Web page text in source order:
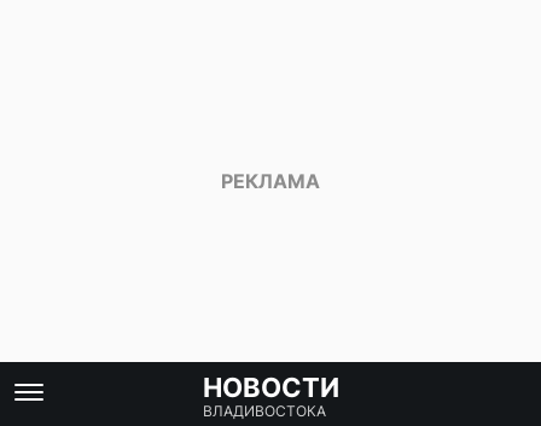
НОВОСТИ
ВЛАДИВОСТОКА